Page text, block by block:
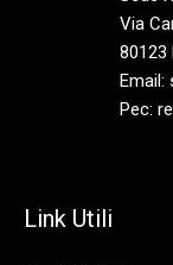
Via
80123
Email:
Pec:
Link Utili